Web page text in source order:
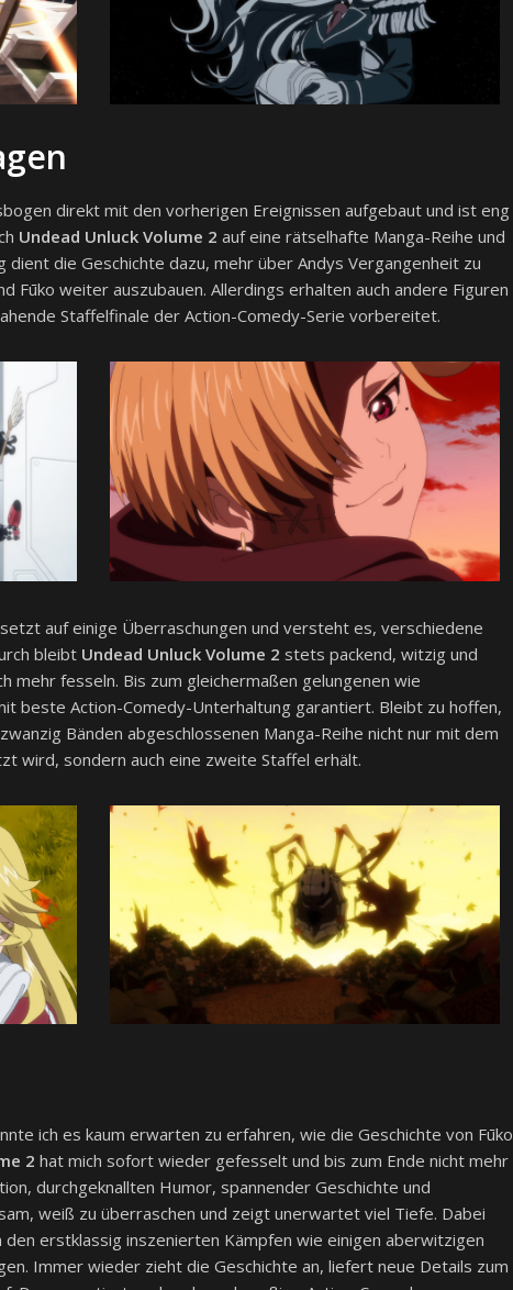
direkt mit den vorherigen Ereignissen aufgebaut und ist eng
Undead Unluck Volume 2 auf eine rätselhafte Manga-Reihe und
dient die Geschichte dazu, mehr über Andys Vergangenheit zu
Fūko weiter auszubauen. Allerdings erhalten auch andere Figuren
Staffelfinale der Action-Comedy-Serie vorbereitet.
auf einige Überraschungen und versteht es, verschiedene
bleibt Undead Unluck Volume 2 stets packend, witzig und
mehr fesseln. Bis zum gleichermaßen gelungenen wie
beste Action-Comedy-Unterhaltung garantiert. Bleibt zu hoffen,
Bänden abgeschlossenen Manga-Reihe nicht nur mit dem
wird, sondern auch eine zweite Staffel erhält.
ich es kaum erwarten zu erfahren, wie die Geschichte von Fūko
2 hat mich sofort wieder gefesselt und bis zum Ende nicht mehr
durchgeknallten Humor, spannender Geschichte und
weiß zu überraschen und zeigt unerwartet viel Tiefe. Dabei
erstklassig inszenierten Kämpfen wie einigen aberwitzigen
Immer wieder zieht die Geschichte an, liefert neue Details zum